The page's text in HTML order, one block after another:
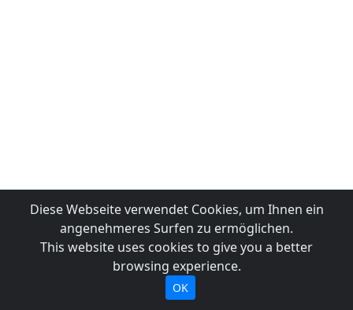
Diese Webseite verwendet Cookies, um Ihnen ein
angenehmeres Surfen zu ermöglichen.
This website uses cookies to give you a better
browsing experience.
OK